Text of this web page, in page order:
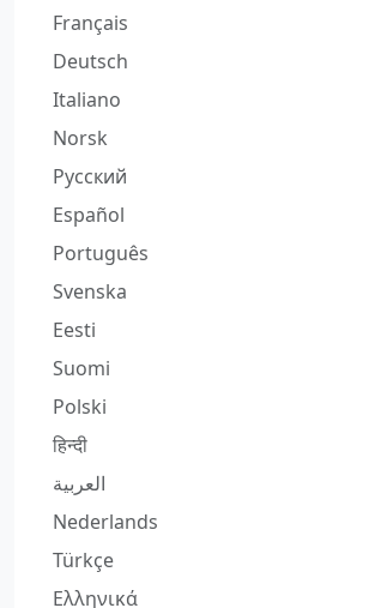
Français
Deutsch
Italiano
Norsk
Русский
Español
Português
Svenska
Eesti
Suomi
Polski
हिन्दी
العربية
Nederlands
Türkçe
Ελληνικά